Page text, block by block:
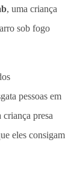
, uma criança
sob fogo
pessoas em
presa
eles consigam